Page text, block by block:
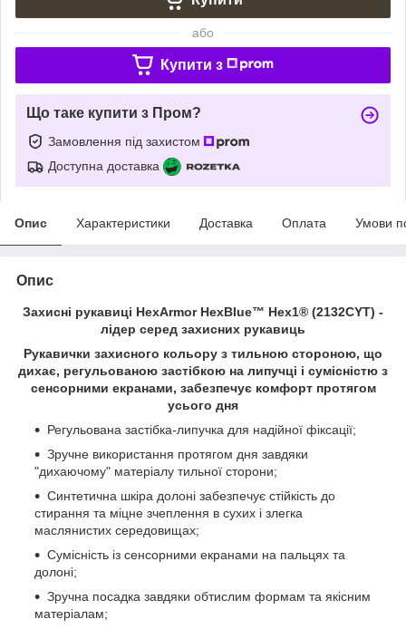
або
Купити з
Що таке купити з Пром?
Замовлення під захистом
Доступна доставка
Опис Характеристики Доставка Оплата Умови
Опис
Захисні рукавиці HexArmor HexBlue™ Hex1® (2132CYT) -
лідер серед захисних рукавиць
Рукавички захисного кольору з тильною стороною, що
дихає, регульованою застібкою на липучці і сумісністю з
сенсорними екранами, забезпечує комфорт протягом
усього дня
Регульована застібка-липучка для надійної фіксації;
Зручне використання протягом дня завдяки
"дихаючому" матеріалу тильної сторони;
Синтетична шкіра долоні забезпечує стійкість до
стирання та міцне зчеплення в сухих і злегка
маслянистих середовищах;
Сумісність із сенсорними екранами на пальцях та
долоні;
Зручна посадка завдяки обтислим формам та якісним
матеріалам;